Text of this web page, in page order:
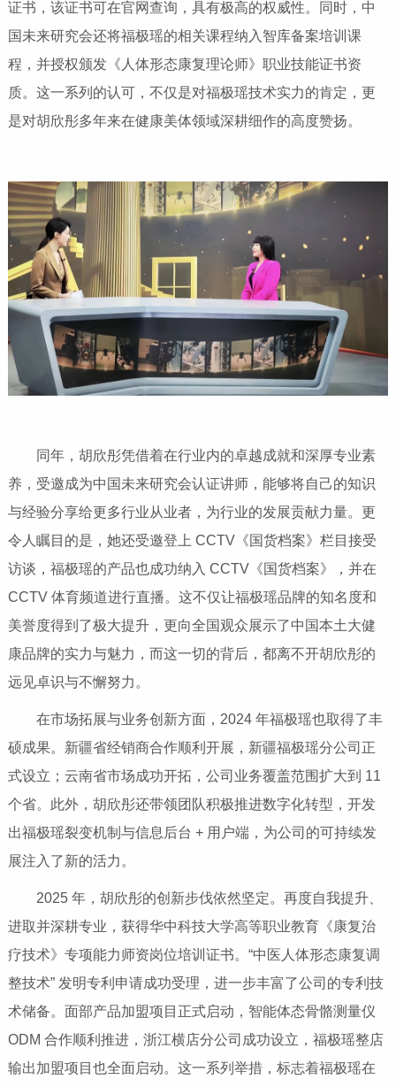
证书，该证书可在官网查询，具有极高的权威性。同时，中
国未来研究会还将福极瑶的相关课程纳入智库备案培训课
程，并授权颁发《人体形态康复理论师》职业技能证书资
质。这一系列的认可，不仅是对福极瑶技术实力的肯定，更
是对胡欣彤多年来在健康美体领域深耕细作的高度赞扬。
同年，胡欣彤凭借着在行业内的卓越成就和深厚专业素
养，受邀成为中国未来研究会认证讲师，能够将自己的知识
与经验分享给更多行业从业者，为行业的发展贡献力量。更
令人瞩目的是，她还受邀登上 CCTV《国货档案》栏目接受
访谈，福极瑶的产品也成功纳入 CCTV《国货档案》，并在
CCTV 体育频道进行直播。这不仅让福极瑶品牌的知名度和
美誉度得到了极大提升，更向全国观众展示了中国本土大健
康品牌的实力与魅力，而这一切的背后，都离不开胡欣彤的
远见卓识与不懈努力。
在市场拓展与业务创新方面，2024 年福极瑶也取得了丰
硕成果。新疆省经销商合作顺利开展，新疆福极瑶分公司正
式设立；云南省市场成功开拓，公司业务覆盖范围扩大到 11
个省。此外，胡欣彤还带领团队积极推进数字化转型，开发
出福极瑶裂变机制与信息后台 + 用户端，为公司的可持续发
展注入了新的活力。
2025 年，胡欣彤的创新步伐依然坚定。再度自我提升、
进取并深耕专业，获得华中科技大学高等职业教育《康复治
疗技术》专项能力师资岗位培训证书。“中医人体形态康复调
整技术” 发明专利申请成功受理，进一步丰富了公司的专利技
术储备。面部产品加盟项目正式启动，智能体态骨骼测量仪
ODM 合作顺利推进，浙江横店分公司成功设立，福极瑶整店
输出加盟项目也全面启动。这一系列举措，标志着福极瑶在